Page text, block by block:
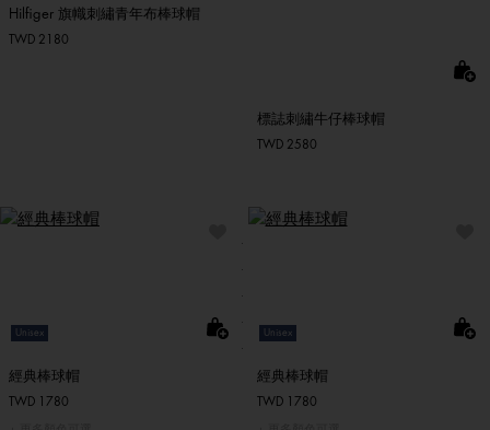
Hilfiger 旗幟刺繡青年布棒球帽
TWD 2180
標誌刺繡牛仔棒球帽
TWD 2580
Unisex
經典棒球帽
TWD 1780
Unisex
經典棒球帽
TWD 1780